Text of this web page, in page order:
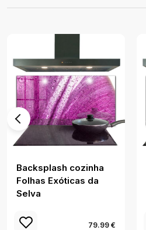
Backsplash cozinha
Folhas Exóticas da
Selva
79.99 €